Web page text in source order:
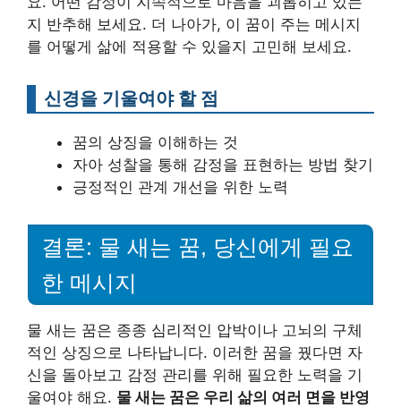
지 반추해 보세요. 더 나아가, 이 꿈이 주는 메시지
를 어떻게 삶에 적용할 수 있을지 고민해 보세요.
신경을 기울여야 할 점
꿈의 상징을 이해하는 것
자아 성찰을 통해 감정을 표현하는 방법 찾기
긍정적인 관계 개선을 위한 노력
결론: 물 새는 꿈, 당신에게 필요
한 메시지
물 새는 꿈은 종종 심리적인 압박이나 고뇌의 구체
적인 상징으로 나타납니다. 이러한 꿈을 꿨다면 자
신을 돌아보고 감정 관리를 위해 필요한 노력을 기
울여야 해요. 물 새는 꿈은 우리 삶의 여러 면을 반영